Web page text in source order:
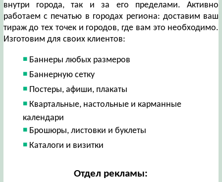
внутри города, так и за его пределами. Активно
работаем с печатью в городах региона: доставим ваш
тираж до тех точек и городов, где вам это необходимо.
Изготовим для своих клиентов:
Баннеры любых размеров
Баннерную сетку
Постеры, афиши, плакаты
Квартальные, настольные и карманные
календари
Брошюры, листовки и буклеты
Каталоги и визитки
Отдел рекламы: